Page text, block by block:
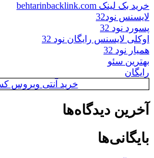
خرید بک لینک behtarinbacklink.com
لایسنس نود32
پسورد نود 32
اوکلی لایسنس رایگان نود 32
همیار نود 32
بهترین سئو
رایگان
خرید آنتی ویروس
آخرین دیدگاه‌ها
بایگانی‌ها